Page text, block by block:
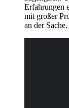
Erfahrungen
mit großer
an der Sache.